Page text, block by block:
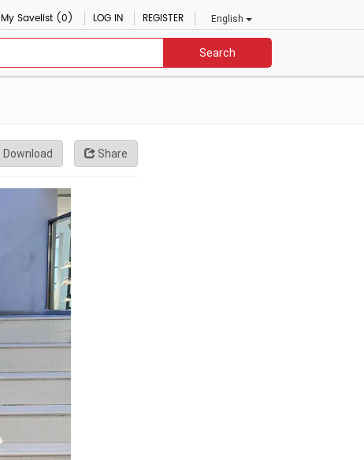
My Savelist (0) LOG IN REGISTER English
Search
Download Share